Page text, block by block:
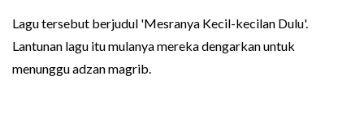
Lagu tersebut berjudul 'Mesranya Kecil-kecilan Dulu'.
Lantunan lagu itu mulanya mereka dengarkan untuk
menunggu adzan magrib.